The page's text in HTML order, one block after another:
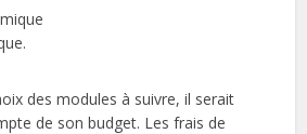
des modules à suivre, il serait
de son budget. Les frais de